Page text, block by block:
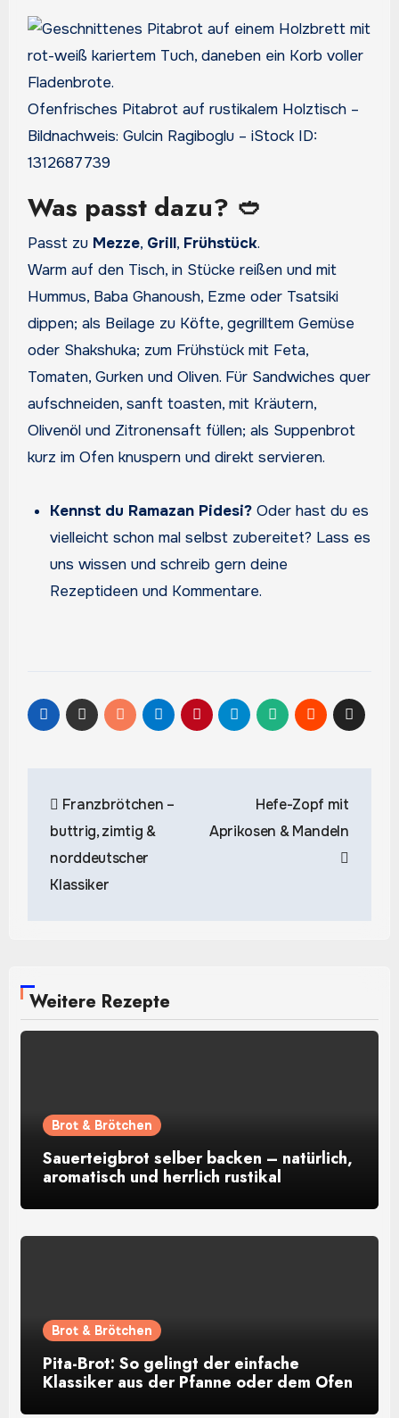
Ofenfrisches Pitabrot auf rustikalem Holztisch –
Bildnachweis: Gulcin Ragiboglu – iStock ID:
1312687739
Was passt dazu? 🥙
Passt zu Mezze, Grill, Frühstück.
Warm auf den Tisch, in Stücke reißen und mit
Hummus, Baba Ghanoush, Ezme oder Tsatsiki
dippen; als Beilage zu Köfte, gegrilltem Gemüse
oder Shakshuka; zum Frühstück mit Feta,
Tomaten, Gurken und Oliven. Für Sandwiches quer
aufschneiden, sanft toasten, mit Kräutern,
Olivenöl und Zitronensaft füllen; als Suppenbrot
kurz im Ofen knuspern und direkt servieren.
Kennst du Ramazan Pidesi? Oder hast du es
vielleicht schon mal selbst zubereitet? Lass es
uns wissen und schreib gern deine
Rezeptideen und Kommentare.
Franzbrötchen –
buttrig, zimtig &
norddeutscher
Klassiker
Hefe-Zopf mit
Aprikosen & Mandeln
Weitere Rezepte
Brot & Brötchen
Sauerteigbrot selber backen – natürlich,
aromatisch und herrlich rustikal
Brot & Brötchen
Pita-Brot: So gelingt der einfache
Klassiker aus der Pfanne oder dem Ofen